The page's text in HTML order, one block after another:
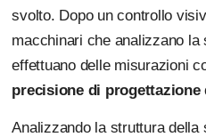
svolto. Dopo un controllo
macchinari che analizzano la
effettuano delle misurazioni
precisione di
Analizzando la struttura